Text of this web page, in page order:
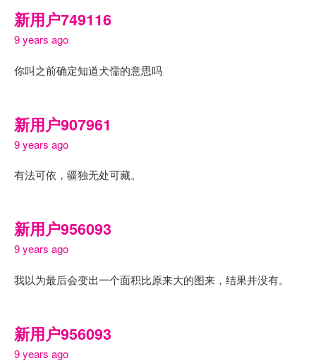
新用户749116
9 years ago
你叫之前确定知道犬儒的意思吗
新用户907961
9 years ago
有法可依，疆独无处可藏。
新用户956093
9 years ago
我以为最后会变出一个面积比原来大的图来，结果并没有。
新用户956093
9 years ago